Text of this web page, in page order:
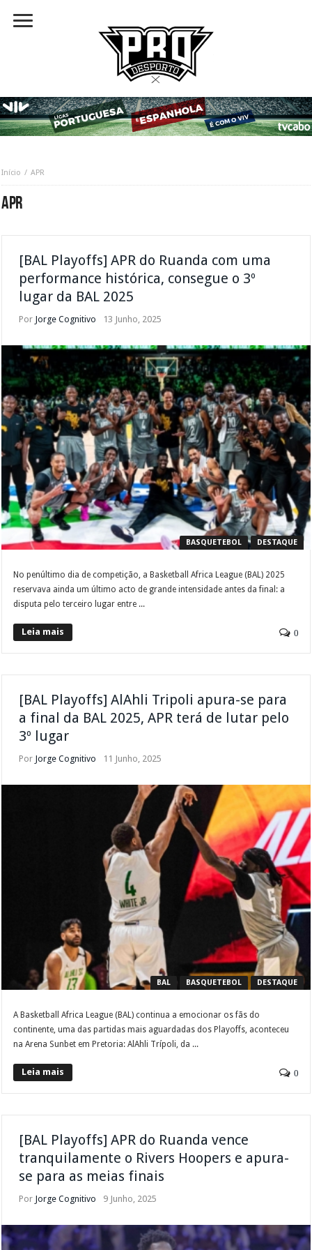
Início APR
APR
[BAL Playoffs] APR do Ruanda com uma
performance histórica, consegue o 3º
lugar da BAL 2025
Por Jorge Cognitivo 13 Junho, 2025
BASQUETEBOL DESTAQUE
No penúltimo dia de competição, a Basketball Africa League (BAL) 2025
reservava ainda um último acto de grande intensidade antes da final: a
disputa pelo terceiro lugar entre ...
Leia mais 0
[BAL Playoffs] AlAhli Tripoli apura-se para
a final da BAL 2025, APR terá de lutar pelo
3º lugar
Por Jorge Cognitivo 11 Junho, 2025
BAL BASQUETEBOL DESTAQUE
A Basketball Africa League (BAL) continua a emocionar os fãs do
continente, uma das partidas mais aguardadas dos Playoffs, aconteceu
na Arena Sunbet em Pretoria: AlAhli Trípoli, da ...
Leia mais 0
[BAL Playoffs] APR do Ruanda vence
tranquilamente o Rivers Hoopers e apura-
se para as meias finais
Por Jorge Cognitivo 9 Junho, 2025